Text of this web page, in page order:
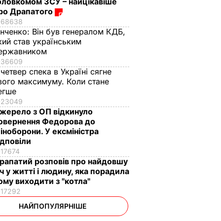
Драпатого
68638
Він був генералом КДБ,
став українським
36609
спека в Україні сягне
максимуму. Коли стане
23049
з ОП відкинуло
Федорова до
У ексміністра
17674
розповів про найдовшу
у житті і людину, яка порадила
виходити з "котла"
17292
НАЙПОПУЛЯРНІШЕ